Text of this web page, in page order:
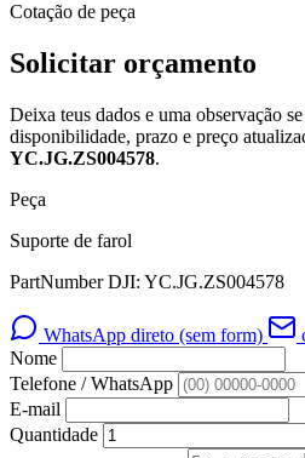
Cotação de peça
Solicitar orçamento
Deixa teus dados e uma observação
disponibilidade, prazo e preço
YC.JG.ZS004578.
Peça
Suporte de farol
PartNumber DJI: YC.JG.ZS004578
WhatsApp direto (sem form)
Nome
Telefone / WhatsApp
E-mail
Quantidade